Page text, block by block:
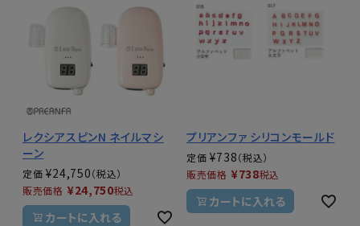
レクシアスピンN ネイルマシ
ーン
定価 ¥24,750
販売価格 ¥24,750税込
カートに入れる
プリアンファ シリコンモールド
定価 ¥738
販売価格 ¥738税込
カートに入れる